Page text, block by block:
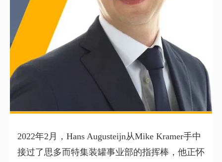
2022年2月，Hans Augusteijn从Mike Kramer手中
接过了思多而特集装罐事业部的指挥棒，他正怀